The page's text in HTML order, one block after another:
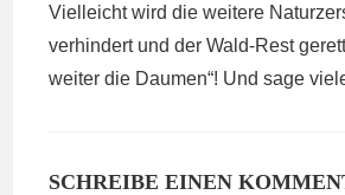
Vielleicht wird die weitere
verhindert und der Wald-Rest
weiter die Daumen“! Und sage
SCHREIBE EINEN